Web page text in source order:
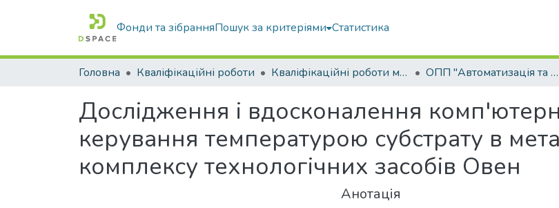
Фонди та зібранняПошук за критеріями Статистика
Головна Кваліфікаційні роботи Кваліфікаційні роботи магістрів ОПП "Автоматизація та комп’ютерно-інтегровані технології"
Дослідження і вдосконалення
керування температурою субстрату в
комплексу технологічних засобів Овен
Анотація